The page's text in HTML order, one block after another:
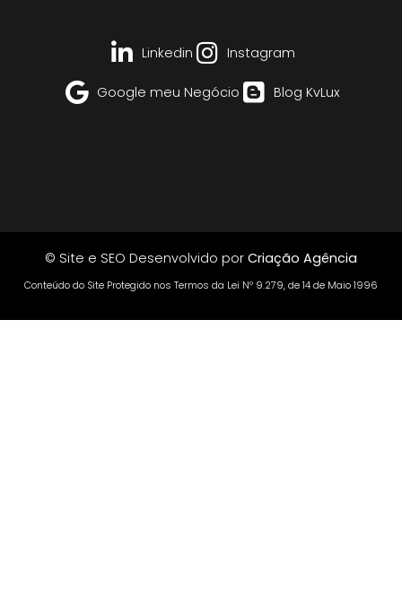
Linkedin Instagram
Google meu Negócio Blog KvLux
© Site e SEO Desenvolvido por Criação Agência
Conteúdo do Site Protegido nos Termos da Lei Nº 9.279, de 14 de Maio 1996